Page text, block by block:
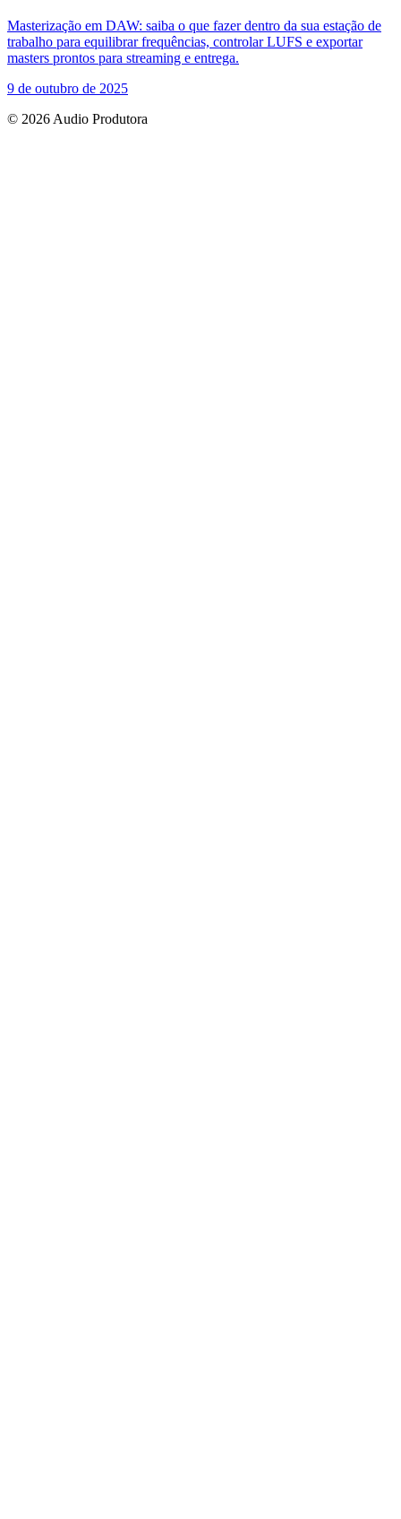
Masterização em DAW: saiba o que fazer dentro da sua estação de
trabalho para equilibrar frequências, controlar LUFS e exportar
masters prontos para streaming e entrega.
9 de outubro de 2025
© 2026 Audio Produtora